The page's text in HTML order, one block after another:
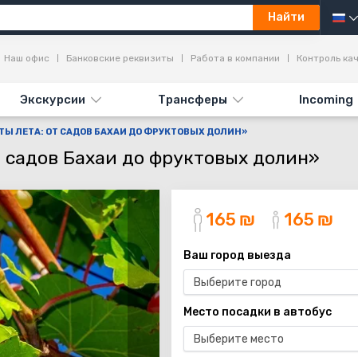
Найти
Экскурсии Трансферы Incoming
Наш офис Банковские реквизиты Работа в компании Контроль
ЛЕТА: ОТ САДОВ БАХАИ ДО ФРУКТОВЫХ ДОЛИН»
Бахаи до фруктовых долин»
Отзывы
165 ₪ 165 ₪
Ваш город выезда
Выберите город
Место посадки в автобус
Выберите место